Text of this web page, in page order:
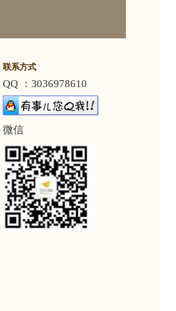
联系方式
QQ ：3036978610
微信